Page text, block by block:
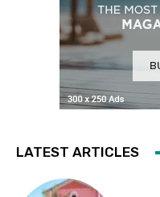
LATEST ARTICLES